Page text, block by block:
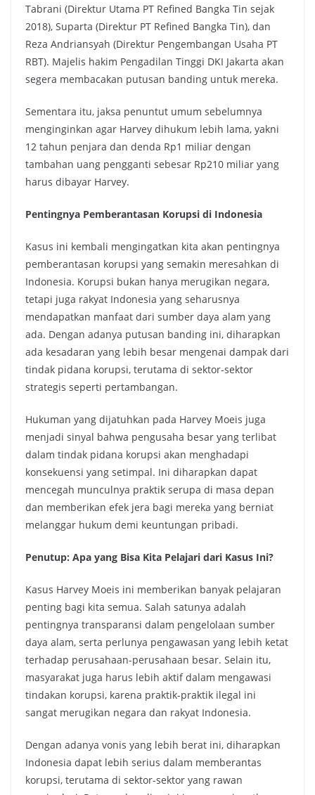
Tabrani (Direktur Utama PT Refined Bangka Tin sejak
2018), Suparta (Direktur PT Refined Bangka Tin), dan
Reza Andriansyah (Direktur Pengembangan Usaha PT
RBT). Majelis hakim Pengadilan Tinggi DKI Jakarta akan
segera membacakan putusan banding untuk mereka.
Sementara itu, jaksa penuntut umum sebelumnya
menginginkan agar Harvey dihukum lebih lama, yakni
12 tahun penjara dan denda Rp1 miliar dengan
tambahan uang pengganti sebesar Rp210 miliar yang
harus dibayar Harvey.
Pentingnya Pemberantasan Korupsi di Indonesia
Kasus ini kembali mengingatkan kita akan pentingnya
pemberantasan korupsi yang semakin meresahkan di
Indonesia. Korupsi bukan hanya merugikan negara,
tetapi juga rakyat Indonesia yang seharusnya
mendapatkan manfaat dari sumber daya alam yang
ada. Dengan adanya putusan banding ini, diharapkan
ada kesadaran yang lebih besar mengenai dampak dari
tindak pidana korupsi, terutama di sektor-sektor
strategis seperti pertambangan.
Hukuman yang dijatuhkan pada Harvey Moeis juga
menjadi sinyal bahwa pengusaha besar yang terlibat
dalam tindak pidana korupsi akan menghadapi
konsekuensi yang setimpal. Ini diharapkan dapat
mencegah munculnya praktik serupa di masa depan
dan memberikan efek jera bagi mereka yang berniat
melanggar hukum demi keuntungan pribadi.
Penutup: Apa yang Bisa Kita Pelajari dari Kasus Ini?
Kasus Harvey Moeis ini memberikan banyak pelajaran
penting bagi kita semua. Salah satunya adalah
pentingnya transparansi dalam pengelolaan sumber
daya alam, serta perlunya pengawasan yang lebih ketat
terhadap perusahaan-perusahaan besar. Selain itu,
masyarakat juga harus lebih aktif dalam mengawasi
tindakan korupsi, karena praktik-praktik ilegal ini
sangat merugikan negara dan rakyat Indonesia.
Dengan adanya vonis yang lebih berat ini, diharapkan
Indonesia dapat lebih serius dalam memberantas
korupsi, terutama di sektor-sektor yang rawan